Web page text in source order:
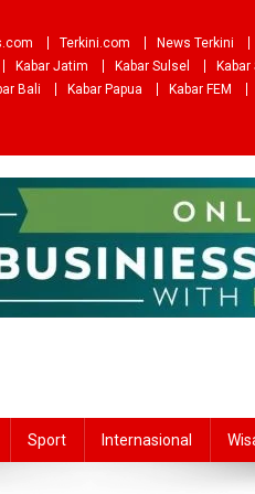
Terkini.com News Terkini
Kabar Jatim Kabar Sulsel Kabar
Bali Kabar Papua Kabar FEM
Sport Internasional